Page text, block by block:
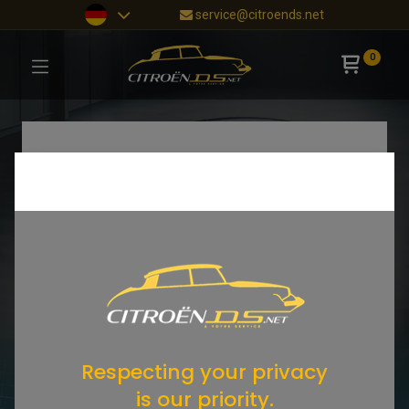
service@citroends.net
0
Respecting your privacy
is our priority.